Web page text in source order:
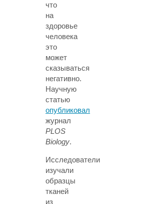
что
на
здоровье
человека
это
может
сказываться
негативно.
Научную
статью
опубликовал
журнал
PLOS
Biology.
Исследователи
изучали
образцы
тканей
из